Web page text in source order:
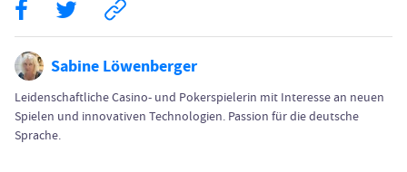
Sabine Löwenberger
Leidenschaftliche Casino- und Pokerspielerin mit Interesse an neuen
Spielen und innovativen Technologien. Passion für die deutsche
Sprache.